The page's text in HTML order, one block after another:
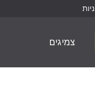
לתוכן
צמיגים